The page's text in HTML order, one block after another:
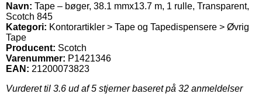
Navn: Tape – bøger, 38.1 mmx13.7 m, 1 rulle, Transparent,
Scotch 845
Kategori: Kontorartikler > Tape og Tapedispensere > Øvrig
Tape
Producent: Scotch
Varenummer: P1421346
EAN: 21200073823
Vurderet til 3.6 ud af 5 stjerner baseret på 32 anmeldelser